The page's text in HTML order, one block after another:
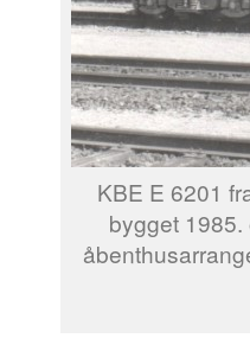
KBE E 6201
bygget